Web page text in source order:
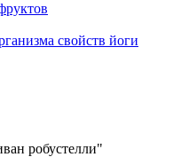
свойств йоги
робустелли"